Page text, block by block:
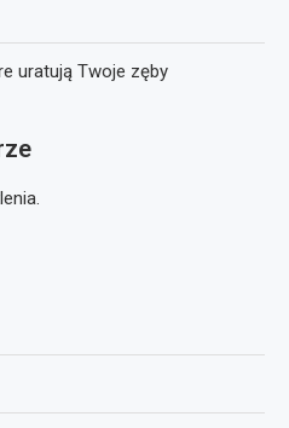
uratują Twoje zęby